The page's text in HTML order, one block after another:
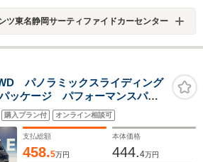
ツ東名静岡サーティファイドカーセンター
パノラミックスライディング
ッケージ パフォーマンスパッ
パッケージ コックピットディ
フティパッケージ 純正19イン
購入プラン付 オンライン相談可
支払総額
458.5万円
本体価格
444.4万円